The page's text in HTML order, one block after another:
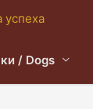
/ Dogs